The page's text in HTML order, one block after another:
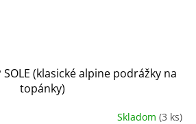
SOLE (klasické alpine podrážky na
topánky)
Skladom (3 ks)